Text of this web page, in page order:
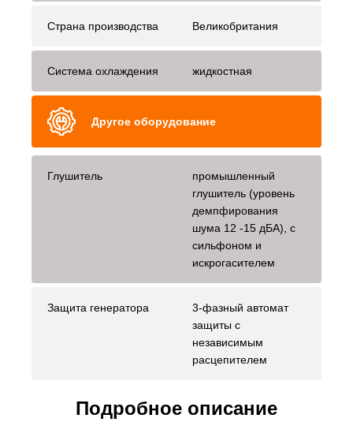
Страна производства Великобритания
Система охлаждения жидкостная
Другое оборудование
Глушитель
промышленный
глушитель (уровень
демпфирования
шума 12 -15 дБА), с
сильфоном и
искрогасителем
Защита генератора
3-фазный автомат
защиты с
независимым
расцепителем
Подробное описание